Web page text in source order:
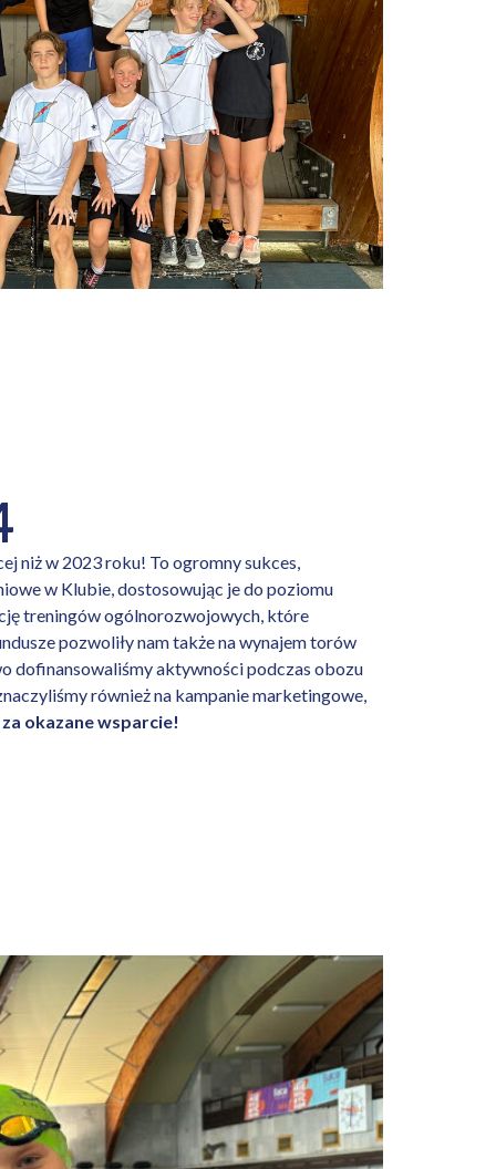
niż w 2023 roku! To ogromny sukces,
w Klubie, dostosowując je do poziomu
treningów ogólnorozwojowych, które
pozwoliły nam także na wynajem torów
dofinansowaliśmy aktywności podczas obozu
również na kampanie marketingowe,
okazane wsparcie!